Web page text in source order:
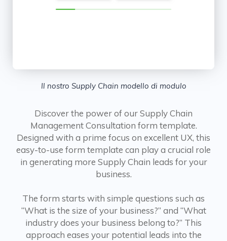
Il nostro Supply Chain modello di modulo
Discover the power of our Supply Chain
Management Consultation form template.
Designed with a prime focus on excellent UX, this
easy-to-use form template can play a crucial role
in generating more Supply Chain leads for your
business.
The form starts with simple questions such as
“What is the size of your business?” and “What
industry does your business belong to?” This
approach eases your potential leads into the